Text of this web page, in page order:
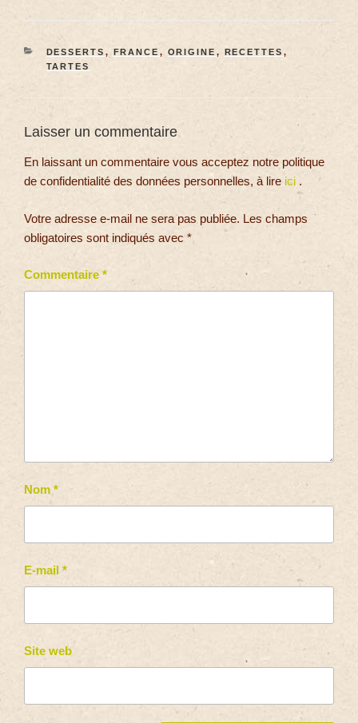
DESSERTS , FRANCE , ORIGINE , RECETTES ,
TARTES
Laisser un commentaire
En laissant un commentaire vous acceptez notre politique
de confidentialité des données personnelles, à lire ici .
Votre adresse e-mail ne sera pas publiée. Les champs
obligatoires sont indiqués avec *
Commentaire *
Nom *
E-mail *
Site web